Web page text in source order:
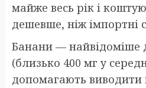
майже весь рік і
дешевше, ніж імпортні
Банани — найвідоміше
(близько 400 мг у
допомагають виводити